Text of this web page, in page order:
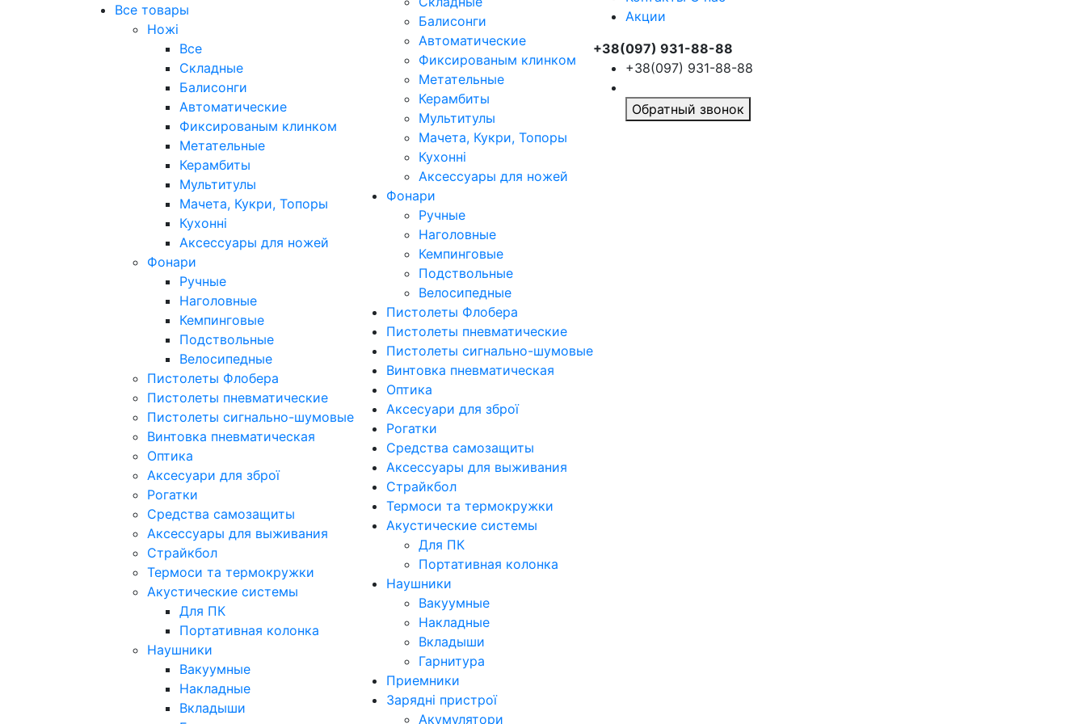
Все товары
Ножі
Все
Складные
Балисонги
Автоматические
Фиксированым клинком
Метательные
Керамбиты
Мультитулы
Мачета, Кукри, Топоры
Кухонні
Аксессуары для ножей
Фонари
Ручные
Наголовные
Кемпинговые
Подствольные
Велосипедные
Пистолеты Флобера
Пистолеты пневматические
Пистолеты сигнально-шумовые
Винтовка пневматическая
Оптика
Аксесуари для зброї
Рогатки
Средства самозащиты
Аксессуары для выживания
Страйкбол
Термоси та термокружки
Акустические системы
Для ПК
Портативная колонка
Наушники
Вакуумные
Накладные
Вкладыши
Балисонги
Автоматические
Фиксированым клинком
Метательные
Керамбиты
Мультитулы
Мачета, Кукри, Топоры
Кухонні
Аксессуары для ножей
Фонари
Ручные
Наголовные
Кемпинговые
Подствольные
Велосипедные
Пистолеты Флобера
Пистолеты пневматические
Пистолеты сигнально-шумовые
Винтовка пневматическая
Оптика
Аксесуари для зброї
Рогатки
Средства самозащиты
Аксессуары для выживания
Страйкбол
Термоси та термокружки
Акустические системы
Для ПК
Портативная колонка
Наушники
Вакуумные
Накладные
Вкладыши
Гарнитура
Приемники
Зарядні пристрої
Акумулятори
Акции
+38(097) 931-88-88
+38(097) 931-88-88
Обратный звонок